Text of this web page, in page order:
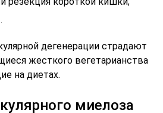
дегенерации страдают
жесткого вегетарианства
на диетах.
миелоза